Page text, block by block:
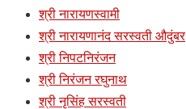
श्री नारायणस्वामी
श्री नारायणानंद सरस्वती औदुंबर
श्री निपटनिरंजन
श्री निरंजन रघुनाथ
श्री नृसिंह सरस्वती